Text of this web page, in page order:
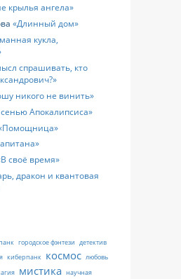
крылья ангела
Длинный дом
кукла,
спрашивать, кто
никого не винить
Апокалипсиса
Помощница
В своё время
дракон и квантовая
городское фэнтези детектив
киберпанк космос любовь
мистика научная